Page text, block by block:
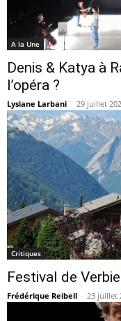
A la Une
Denis & Katya à
l’opéra ?
Lysiane Larbani - 29 juillet
Critiques
Festival de
Frédérique Reibell - 23 juillet